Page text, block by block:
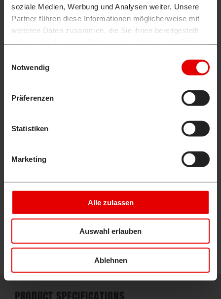
soziale Medien, Werbung und Analysen weiter. Unsere
Partner führen diese Informationen möglicherweise mit
weiteren Daten zusammen, die Sie ihnen bereitgestellt
Notwendig
Präferenzen
Statistiken
Marketing
Alle zulassen
Auswahl erlauben
Ablehnen